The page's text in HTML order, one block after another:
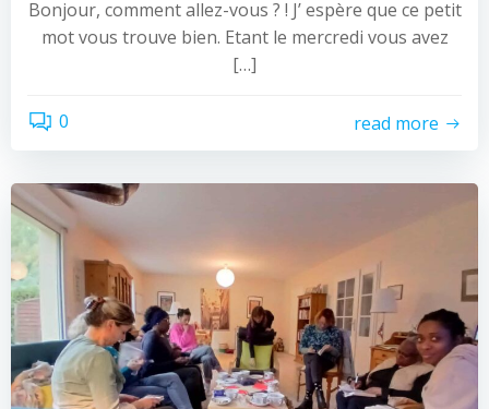
Bonjour, comment allez-vous ? ! J’ espère que ce petit
mot vous trouve bien. Etant le mercredi vous avez
[…]
0 read more